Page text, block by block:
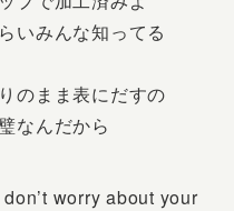
いみんな知ってる
のまま表にだすの
なんだから
worry about your